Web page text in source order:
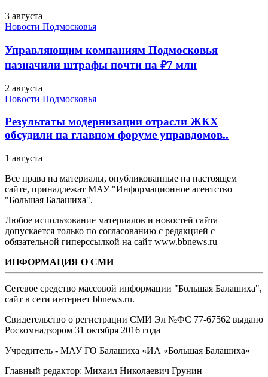
3 августа
Новости Подмосковья
Управляющим компаниям Подмосковья
назначили штрафы почти на ₽7 млн
2 августа
Новости Подмосковья
Результаты модернизации отрасли ЖКХ
обсудили на главном форуме управдомов..
1 августа
Все права на материалы, опубликованные на настоящем
сайте, принадлежат МАУ "Информационное агентство
"Большая Балашиха".
Любое использование материалов и новостей сайта
допускается только по согласованию с редакцией с
обязательной гиперссылкой на сайт www.bbnews.ru
ИНФОРМАЦИЯ О СМИ
Сетевое средство массовой информации "Большая Балашиха",
сайт в сети интернет bbnews.ru.
Свидетельство о регистрации СМИ Эл №ФС ‎77-67562 выдано
Роскомнадзором 31 октября 2016 года
Учредитель - МАУ ГО Балашиха «ИА «Большая Балашиха»
Главный редактор: Михаил Николаевич Грунин